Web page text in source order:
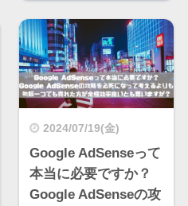
2024/07/19(金)
Google AdSenseって
本当に必要ですか？
Google AdSenseの攻